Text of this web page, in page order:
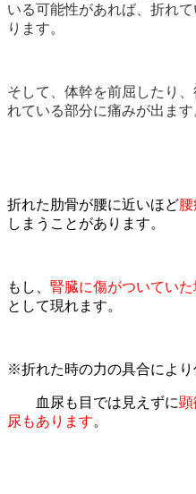
いる可能性があれば、折れ
ります。
そして、体幹を前屈したり
れている部分に痛みが出ます
折れた肋骨が腰に近いほど腰
しまうことがあります。
もし、 腎臓に傷がついていた
として現れます。
※折れた時の力の具合により
血尿も目では見えずに顕
尿もあります。